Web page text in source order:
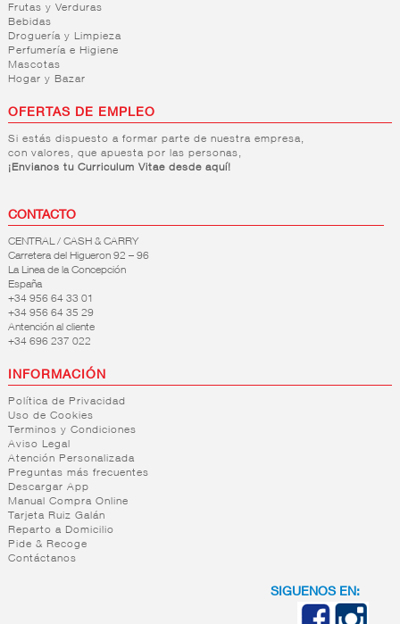
Frutas y Verduras
Bebidas
Droguería y Limpieza
Perfumería e Higiene
Mascotas
Hogar y Bazar
OFERTAS DE EMPLEO
Si estás dispuesto a formar parte de nuestra empresa,
con valores, que apuesta por las personas,
¡Envianos tu Curriculum Vitae desde aquí!
CONTACTO
CENTRAL / CASH & CARRY
Carretera del Higueron 92 – 96
La Linea de la Concepción
España
+34 956 64 33 01
+34 956 64 35 29
Antención al cliente
+34 696 237 022
INFORMACIÓN
Política de Privacidad
Uso de Cookies
Terminos y Condiciones
Aviso Legal
Atención Personalizada
Preguntas más frecuentes
Descargar App
Manual Compra Online
Tarjeta Ruiz Galán
Reparto a Domicilio
Pide & Recoge
Contáctanos
SIGUENOS EN: